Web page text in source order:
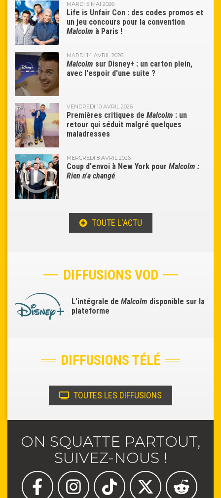
MARDI 5 MAI 2026
Life is Unfair Con : des codes promos et
un jeu concours pour la convention
Malcolm à Paris !
MARDI 14 AVRIL 2026
Malcolm sur Disney+ : un carton plein,
avec l'espoir d'une suite ?
VENDREDI 10 AVRIL 2026
Premières critiques de Malcolm : un
retour qui séduit malgré quelques
maladresses
MERCREDI 8 AVRIL 2026
Coup d'envoi à New York pour Malcolm :
Rien n'a changé
TOUTE L'ACTU
DIFFUSIONS VOD
L'intégrale de Malcolm disponible sur la
plateforme
DIFFUSIONS TÉLÉ
TOUTES LES DIFFUSIONS
ON SQUATTE PARTOUT,
SUIVEZ-NOUS !